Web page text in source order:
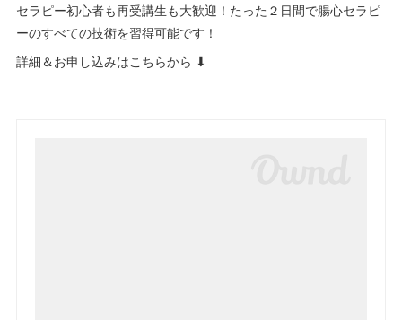
セラピー初心者も再受講生も大歓迎！たった２日間で腸心セラピ
ーのすべての技術を習得可能です！
詳細＆お申し込みはこちらから ⬇